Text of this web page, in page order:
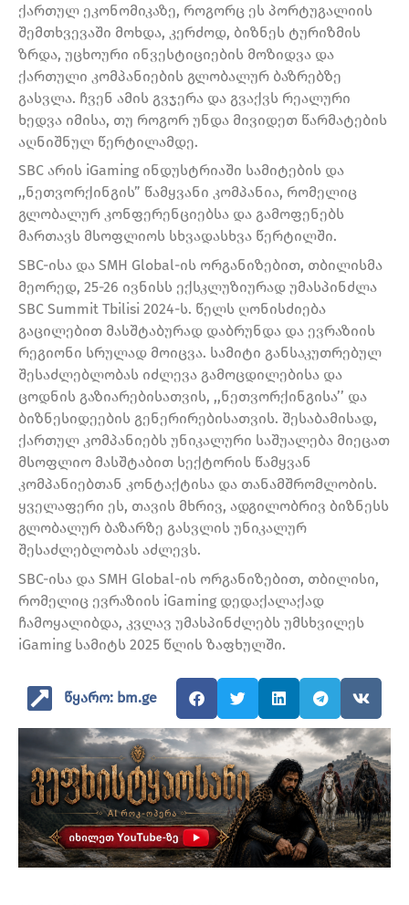
ქართულ ეკონომიკაზე, როგორც ეს პორტუგალიის
შემთხვევაში მოხდა, კერძოდ, ბიზნეს ტურიზმის
ზრდა, უცხოური ინვესტიციების მოზიდვა და
ქართული კომპანიების გლობალურ ბაზრებზე
გასვლა. ჩვენ ამის გვჯერა და გვაქვს რეალური
ხედვა იმისა, თუ როგორ უნდა მივიდეთ წარმატების
აღნიშნულ წერტილამდე.
SBC არის iGaming ინდუსტრიაში სამიტების და
,,ნეთვორქინგის” წამყვანი კომპანია, რომელიც
გლობალურ კონფერენციებსა და გამოფენებს
მართავს მსოფლიოს სხვადასხვა წერტილში.
SBC-ისა და SMH Global-ის ორგანიზებით, თბილისმა
მეორედ, 25-26 ივნისს ექსკლუზიურად უმასპინძლა
SBC Summit Tbilisi 2024-ს. წელს ღონისძიება
გაცილებით მასშტაბურად დაბრუნდა და ევრაზიის
რეგიონი სრულად მოიცვა. სამიტი განსაკუთრებულ
შესაძლებლობას იძლევა გამოცდილებისა და
ცოდნის გაზიარებისათვის, ,,ნეთვორქინგისა’’ და
ბიზნესიდეების გენერირებისათვის. შესაბამისად,
ქართულ კომპანიებს უნიკალური საშუალება მიეცათ
მსოფლიო მასშტაბით სექტორის წამყვან
კომპანიებთან კონტაქტისა და თანამშრომლობის.
ყველაფერი ეს, თავის მხრივ, ადგილობრივ ბიზნესს
გლობალურ ბაზარზე გასვლის უნიკალურ
შესაძლებლობას აძლევს.
SBC-ისა და SMH Global-ის ორგანიზებით, თბილისი,
რომელიც ევრაზიის iGaming დედაქალაქად
ჩამოყალიბდა, კვლავ უმასპინძლებს უმსხვილეს
iGaming სამიტს 2025 წლის ზაფხულში.
წყარო: bm.ge